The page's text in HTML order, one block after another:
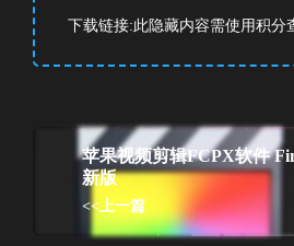
下载链接:此隐藏内容需使用积分
苹果视频剪辑FCPX软件
新版
<<上一篇